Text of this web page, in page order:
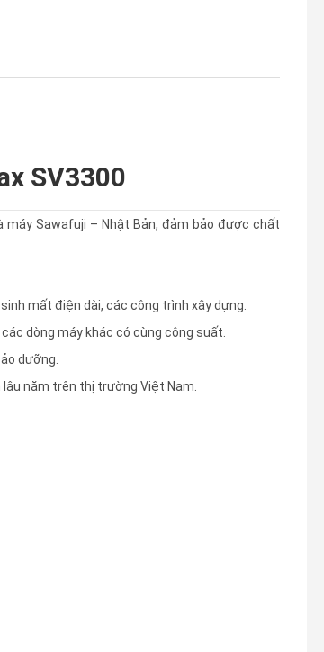
SV3300
máy Sawafuji – Nhật Bản, đảm bảo được chất
mất điện dài, các công trình xây dựng.
dòng máy khác có cùng công suất.
dưỡng.
năm trên thị trường Việt Nam.